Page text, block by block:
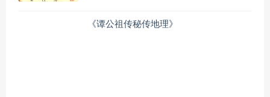
《谭公祖传秘传地理》